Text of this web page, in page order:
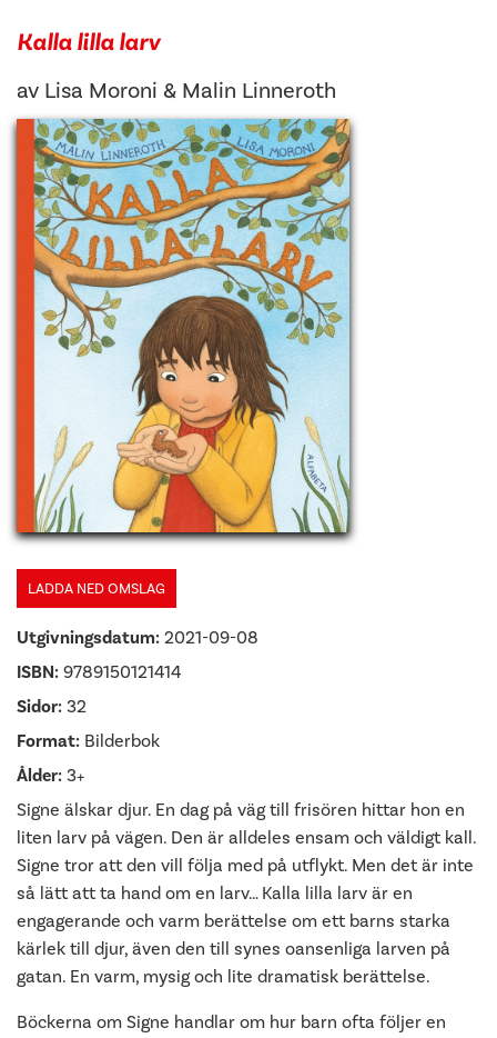
Kalla lilla larv
av Lisa Moroni & Malin Linneroth
LADDA NED OMSLAG
Utgivningsdatum: 2021-09-08
ISBN: 9789150121414
Sidor: 32
Format: Bilderbok
Ålder: 3+
Signe älskar djur. En dag på väg till frisören hittar hon en
liten larv på vägen. Den är alldeles ensam och väldigt kall.
Signe tror att den vill följa med på utflykt. Men det är inte
så lätt att ta hand om en larv… Kalla lilla larv är en
engagerande och varm berättelse om ett barns starka
kärlek till djur, även den till synes oansenliga larven på
gatan. En varm, mysig och lite dramatisk berättelse.
Böckerna om Signe handlar om hur barn ofta följer en